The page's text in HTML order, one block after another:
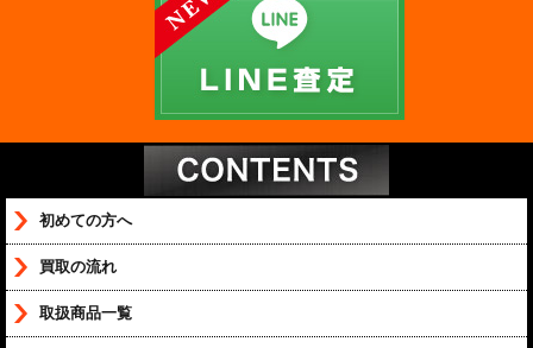
初めての方へ
買取の流れ
取扱商品一覧